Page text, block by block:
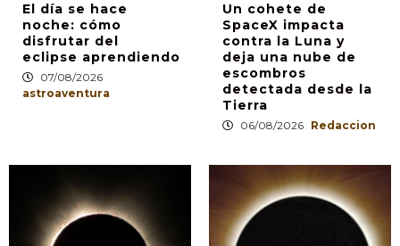
El día se hace
noche: cómo
disfrutar del
eclipse aprendiendo
07/08/2026
astroaventura
Un cohete de
SpaceX impacta
contra la Luna y
deja una nube de
escombros
detectada desde la
Tierra
06/08/2026 Redaccion